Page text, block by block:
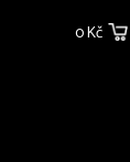
0 Kč